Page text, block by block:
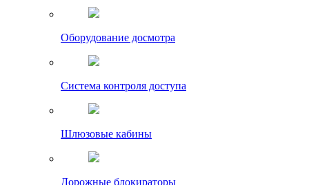
Оборудование досмотра
Система контроля доступа
Шлюзовые кабины
Дорожные блокираторы